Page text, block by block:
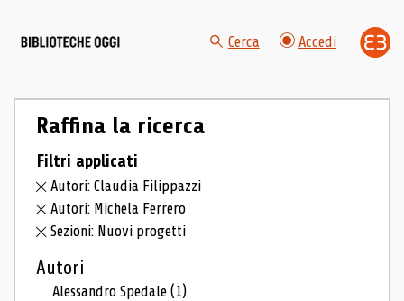
Cerca Accedi
Raffina la ricerca
Filtri applicati
Autori: Claudia Filippazzi
Autori: Michela Ferrero
Sezioni: Nuovi progetti
Autori
Alessandro Spedale(1)